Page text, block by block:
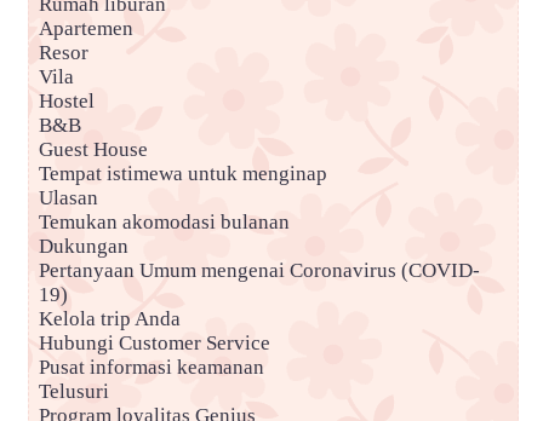
Rumah liburan
Apartemen
Resor
Vila
Hostel
B&B
Guest House
Tempat istimewa untuk menginap
Ulasan
Temukan akomodasi bulanan
Dukungan
Pertanyaan Umum mengenai Coronavirus (COVID-
19)
Kelola trip Anda
Hubungi Customer Service
Pusat informasi keamanan
Telusuri
Program loyalitas Genius